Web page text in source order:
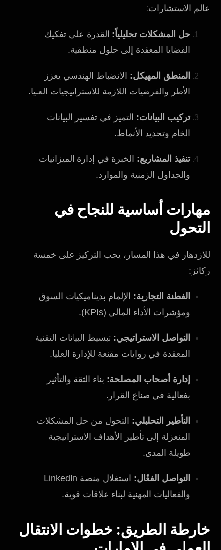
عالم الاستشارات:
حل المشكلات تحليلياً: القدرة على تفكيك
القضايا المعقدة إلى حلول منطقية.
المنطق المهيكل: الانضباط الهندسي يعزز
الأطر والفرضيات اللازمة للاستراتيجيات العليا.
تركيب البيانات: التميز في تفسير البيانات
الخام وتحديد الأنماط.
تنفيذ المشاريع: الخبرة في إدارة الميزانيات
والجداول الزمنية والموارد.
مهارات أساسية للنجاح في
التحول
للازدهار في هذا المسار، يجب التركيز على خمسة
ركائز:
الفطنة التجارية: الإلمام بديناميكيات السوق
ومؤشرات الأداء المالي (KPIs).
التواصل الاستراتيجي: تبسيط البيانات التقنية
المعقدة في روايات مقنعة للإدارة العليا.
إدارة أصحاب المصلحة: بناء الثقة والتأثير
بفعالية في صناع القرار.
التأطير التحليلي: التحول من حل المشكلات
المنعزلة إلى تأطير الأهداف الاستراتيجية
طويلة المدى.
التواصل الفعّال:
استغلال منصة LinkedIn
والفعاليات المهنية لبناء علاقات قوية.
خارطة الطريق: خطوات الانتقال